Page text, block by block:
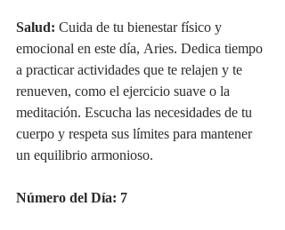
Salud: Cuida de tu bienestar físico y
emocional en este día, Aries. Dedica tiempo
a practicar actividades que te relajen y te
renueven, como el ejercicio suave o la
meditación. Escucha las necesidades de tu
cuerpo y respeta sus límites para mantener
un equilibrio armonioso.
Número del Día: 7